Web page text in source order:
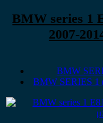
BMW series 1
2007-
BMW
BMW SERIES 1